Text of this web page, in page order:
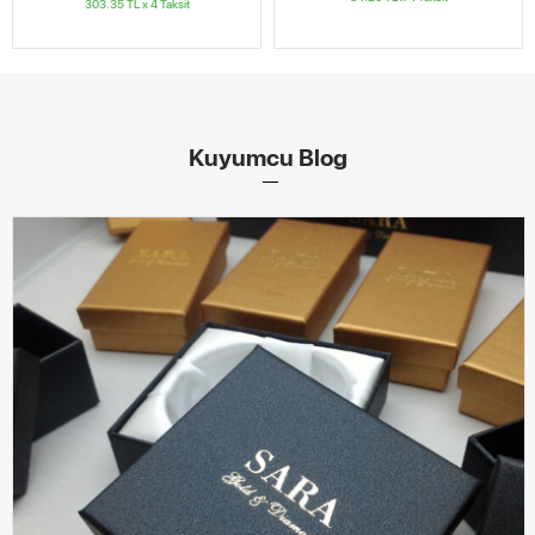
303.35TL x4Taksit
Kuyumcu Blog